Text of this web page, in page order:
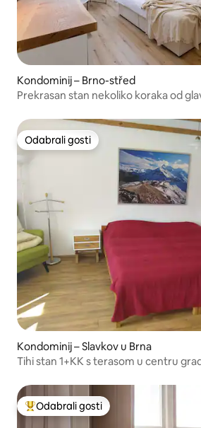
Kondominij – Brno-střed
Prekrasan stan nekoliko koraka od
Odabrali gosti
Odabrali gosti
Kondominij – Slavkov u Brna
Tihi stan 1+KK s terasom u centru
Među najviše rangiranima s oznakom
Odabrali gosti